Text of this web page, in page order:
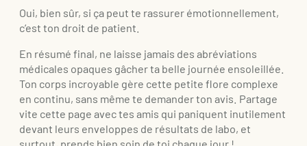
Oui, bien sûr, si ça peut te rassurer émotionnellement,
c’est ton droit de patient.
En résumé final, ne laisse jamais des abréviations
médicales opaques gâcher ta belle journée ensoleillée.
Ton corps incroyable gère cette petite flore complexe
en continu, sans même te demander ton avis. Partage
vite cette page avec tes amis qui paniquent inutilement
devant leurs enveloppes de résultats de labo, et